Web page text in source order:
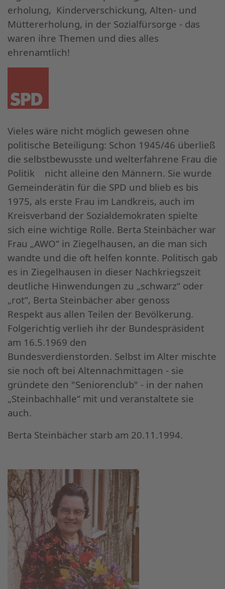
erholung, Kinderverschickung, Alten- und
Müttererholung, in der Sozialfürsorge - das
waren ihre Themen und dies alles
ehrenamtlich!
Vieles wäre nicht möglich gewesen ohne
politische Beteiligung: Schon 1945/46 überließ
die selbstbewusste und welterfahrene Frau die
Politik nicht alleine den Männern. Sie wurde
Gemeinderätin für die SPD und blieb es bis
1975, als erste Frau im Landkreis, auch im
Kreisverband der Sozialdemokraten spielte
sich eine wichtige Rolle. Berta Steinbächer war
Frau „AWO“ in Ziegelhausen, an die man sich
wandte und die oft helfen konnte. Politisch gab
es in Ziegelhausen in dieser Nachkriegszeit
deutliche Hinwendungen zu „schwarz“ oder
„rot“, Berta Steinbächer aber genoss
Respekt aus allen Teilen der Bevölkerung.
Folgerichtig verlieh ihr der Bundespräsident
am 16.5.1969 den
Bundesverdienstorden. Selbst im Alter mischte
sie noch oft bei Altennachmittagen - sie
gründete den "Seniorenclub" - in der nahen
„Steinbachhalle“ mit und veranstaltete sie
auch.
Berta Steinbächer starb am 20.11.1994.